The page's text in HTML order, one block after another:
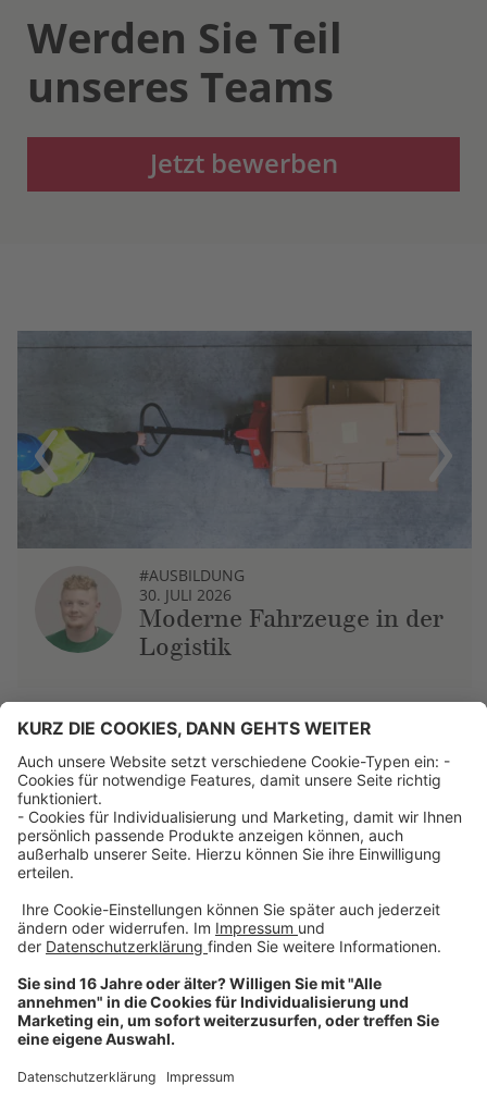
Werden Sie Teil
unseres Teams
Jetzt bewerben
Previous
#AUSBILDUNG
30. JULI 2026
Moderne Fahrzeuge in der
Logistik
Next
Über uns
Dehner Unternehmen
Jobs bei Dehner